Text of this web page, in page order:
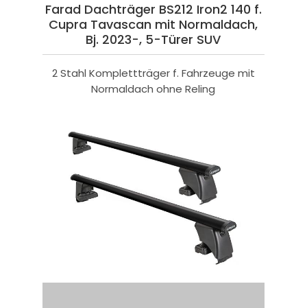
Farad Dachträger BS212 Iron2 140 f.
Cupra Tavascan mit Normaldach,
Bj. 2023-, 5-Türer SUV
2 Stahl Komplettträger f. Fahrzeuge mit
Normaldach ohne Reling